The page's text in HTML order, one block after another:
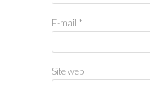
E-mail *
Site web